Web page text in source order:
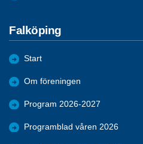
Falköping
Start
Om föreningen
Program 2026-2027
Programblad våren 2026